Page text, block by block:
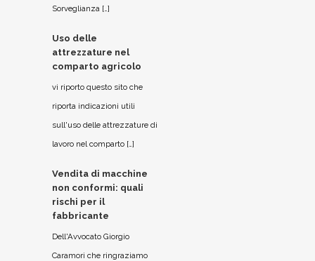
Sorveglianza […]
Uso delle
attrezzature nel
comparto agricolo
vi riporto questo sito che
riporta indicazioni utili
sull'uso delle attrezzature di
lavoro nel comparto […]
Vendita di macchine
non conformi: quali
rischi per il
fabbricante
Dell'Avvocato Giorgio
Caramori che ringraziamo